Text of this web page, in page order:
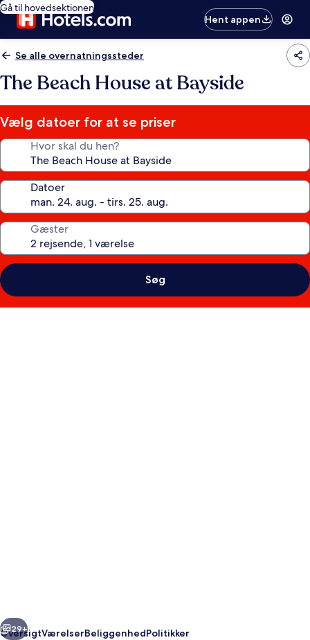
Gå til hovedsektionen
Hent appen
Se alle overnatningssteder
The Beach House at Bayside
Vælg datoer for at se priser
Hvor skal du hen?
Datoer
Gæster
Søg
Næste
29+
OversigtVærelserBeliggenhedPolitikker